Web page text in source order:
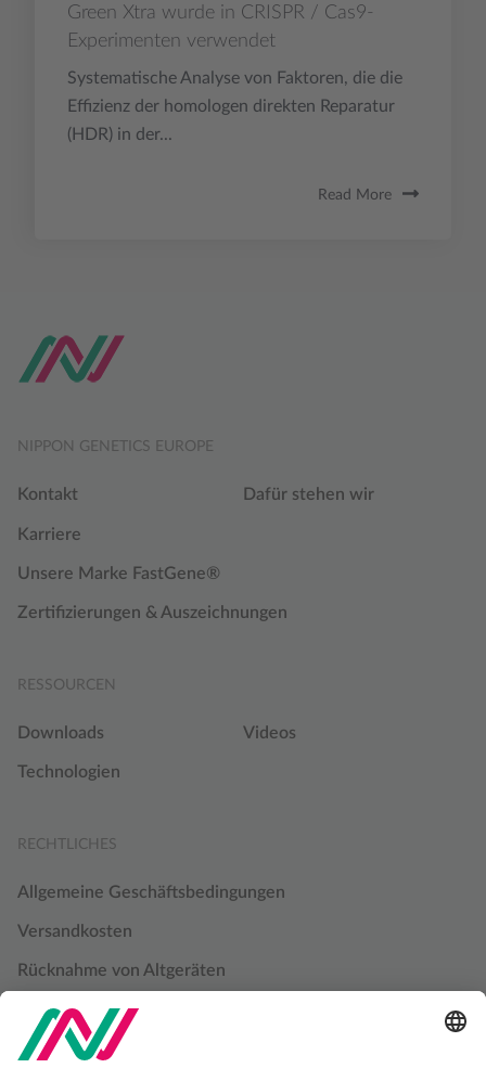
Green Xtra wurde in CRISPR / Cas9-
Experimenten verwendet
Systematische Analyse von Faktoren, die die
Effizienz der homologen direkten Reparatur
(HDR) in der...
Read More
NIPPON GENETICS EUROPE
Kontakt Dafür stehen wir
Karriere
Unsere Marke FastGene®
Zertifizierungen & Auszeichnungen
RESSOURCEN
Downloads Videos
Technologien
RECHTLICHES
Allgemeine Geschäftsbedingungen
Versandkosten
Rücknahme von Altgeräten
Datenschutzbestimmungen
Cookie Einstellungen